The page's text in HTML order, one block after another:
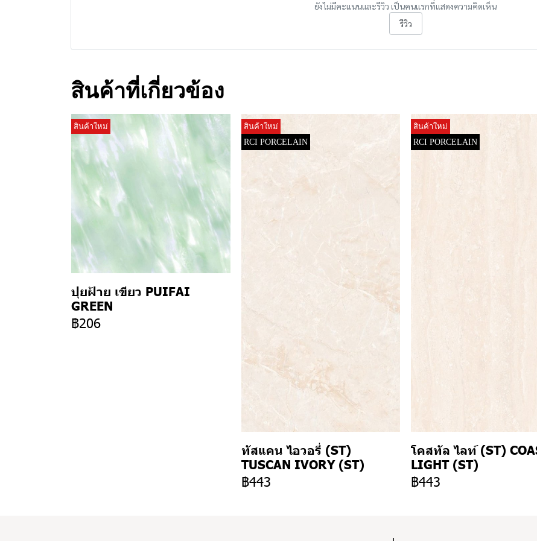
ยังไม่มีคะแนนและรีวิว เป็นคนแรกที่แสดงความคิดเห็น
รีวิว
สินค้าที่เกี่ยวข้อง
สินค้าใหม่
ปุยฝ้าย เขียว PUIFAI
GREEN
฿206
สินค้าใหม่
RCI PORCELAIN
ทัสแคน ไอวอรี่ (ST)
TUSCAN IVORY (ST)
฿443
สินค้าใหม่
RCI PORCELAIN
โคสทัล ไลท์ (ST)
LIGHT (ST)
฿443